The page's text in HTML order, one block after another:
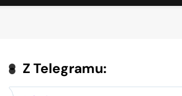
Z Telegramu: